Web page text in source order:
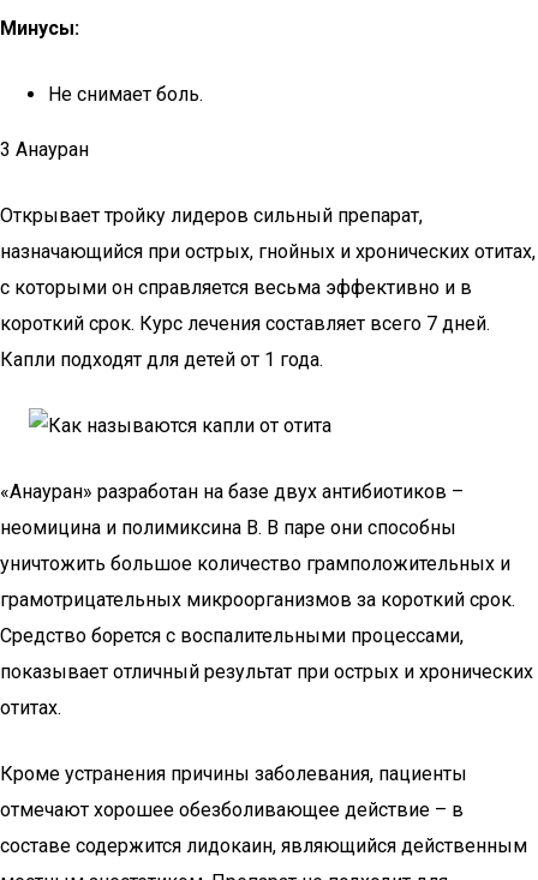
Минусы:
Не снимает боль.
3 Анауран
Открывает тройку лидеров сильный препарат,
назначающийся при острых, гнойных и хронических отитах,
с которыми он справляется весьма эффективно и в
короткий срок. Курс лечения составляет всего 7 дней.
Капли подходят для детей от 1 года.
«Анауран» разработан на базе двух антибиотиков –
неомицина и полимиксина В. В паре они способны
уничтожить большое количество грамположительных и
грамотрицательных микроорганизмов за короткий срок.
Средство борется с воспалительными процессами,
показывает отличный результат при острых и хронических
отитах.
Кроме устранения причины заболевания, пациенты
отмечают хорошее обезболивающее действие – в
составе содержится лидокаин, являющийся действенным